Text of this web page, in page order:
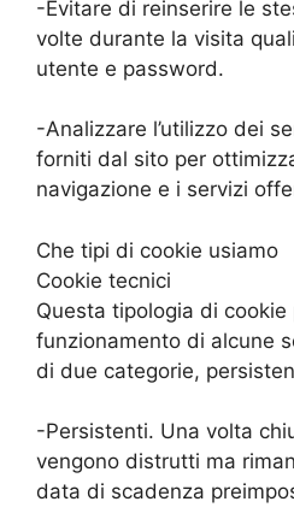
-Evitare di reinserire le
volte durante la visita
utente e password.
-Analizzare l’utilizzo dei
forniti dal sito per
navigazione e i servizi
Che tipi di cookie usiamo
Cookie tecnici
Questa tipologia di
funzionamento di alcune
di due categorie,
-Persistenti. Una volta
vengono distrutti ma
data di scadenza